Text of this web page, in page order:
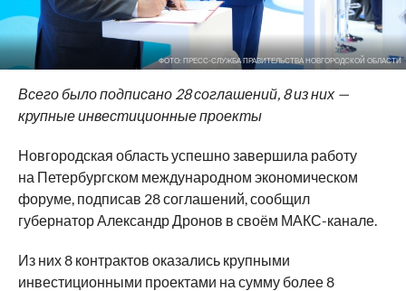
ФОТО: ПРЕСС-СЛУЖБА ПРАВИТЕЛЬСТВА НОВГОРОДСКОЙ ОБЛАСТИ
Всего было подписано 28 соглашений, 8 из них —
крупные инвестиционные проекты
Новгородская область успешно завершила работу
на Петербургском международном экономическом
форуме, подписав 28 соглашений, сообщил
губернатор Александр Дронов в своём МАКС-канале.
Из них 8 контрактов оказались крупными
инвестиционными проектами на сумму более 8